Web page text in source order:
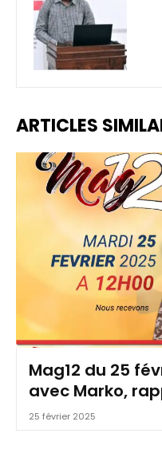
ARTICLES
Mag12 du 25
avec Marko,
25 février 2025